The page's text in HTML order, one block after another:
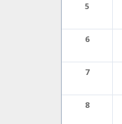
5
6
7
8